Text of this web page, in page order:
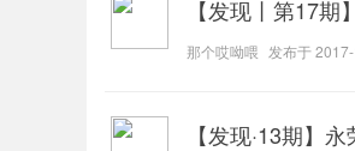
【发现丨第17
那个哎呦喂 发布于
【发现·13期】